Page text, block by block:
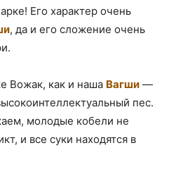
Его характер очень
, да и его сложение очень
Вожак, как и наша Вагши —
пес.
молодые кобели не
и все суки находятся в